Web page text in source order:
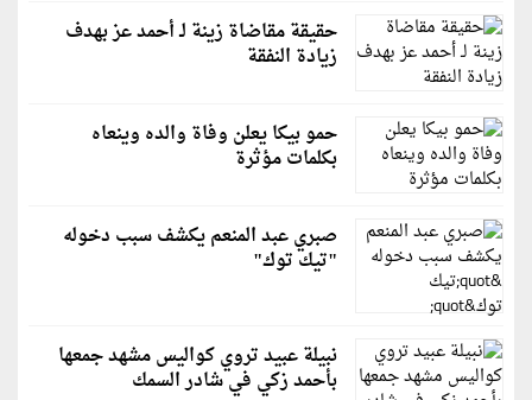
حقيقة مقاضاة زينة لـ أحمد عز بهدف
زيادة النفقة
حمو بيكا يعلن وفاة والده وينعاه
بكلمات مؤثرة
صبري عبد المنعم يكشف سبب دخوله
"تيك توك"
نبيلة عبيد تروي كواليس مشهد جمعها
بأحمد زكي في شادر السمك